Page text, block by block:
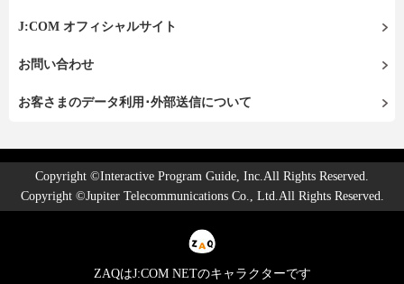
J:COM オフィシャルサイト
お問い合わせ
お客さまのデータ利用･外部送信について
Copyright ©Interactive Program Guide, Inc.All Rights Reserved.
Copyright ©Jupiter Telecommunications Co., Ltd.All Rights Reserved.
ZAQはJ:COM NETのキャラクターです